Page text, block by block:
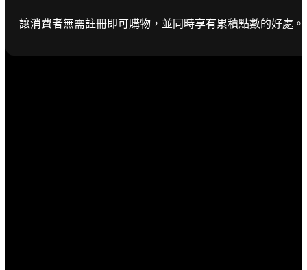
讓消費者無需註冊即可購物，並同時享有累積點數的好處。